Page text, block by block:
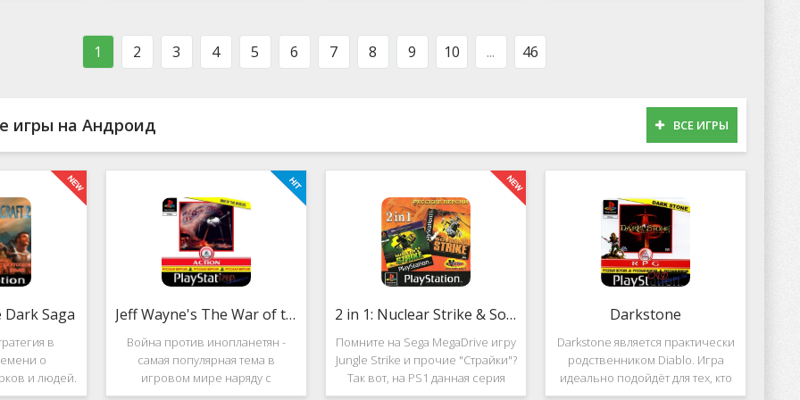
танцевальная музыка,
персонажами в
1 2 3 4 5 6 7 8 9 10 ... 46
игры на Андроид ВСЕ ИГРЫ
Saga
в
о
и людей.
Saga
Jeff Wayne's The War of the Worlds
Война против инопланетян -
самая популярная тема в
игровом мире наряду с
войнами против террористов и
2 in 1: Nuclear Strike & Soviet Strike
Помните на Sega MegaDrive игру
Jungle Strike и прочие "Страйки"?
Так вот, на PS1 данная серия
продолжила своё
Darkstone
Darkstone является практически
родственником Diablo. Игра
идеально подойдёт для тех, кто
ищет альтернативу последнему.